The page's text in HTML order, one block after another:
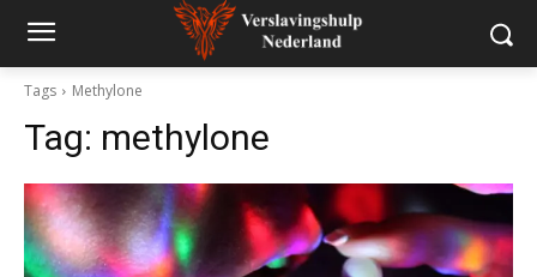
Tags Methylone
Tag: methylone